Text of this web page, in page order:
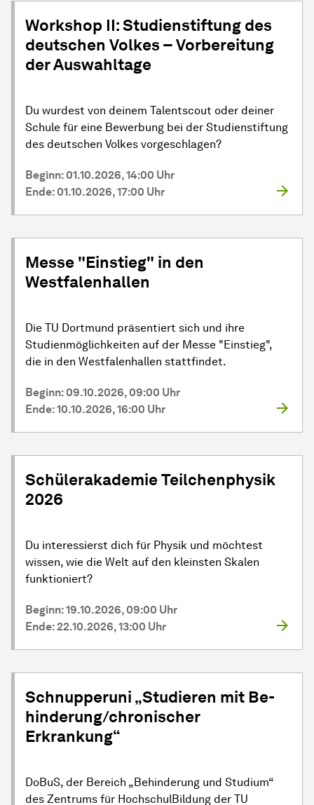
Workshop II: Studienstiftung des
deutschen Volkes – Vorbereitung
der Auswahltage
Du wurdest von deinem Talentscout oder deiner
Schule für eine Bewerbung bei der Studienstiftung
des deutschen Volkes vorgeschlagen?
Beginn: 01.10.2026, 14:00 Uhr
Ende: 01.10.2026, 17:00 Uhr
Messe "Einstieg" in den
Westfalenhallen
Die TU Dortmund präsentiert sich und ihre
Studienmöglichkeiten auf der Messe "Einstieg",
die in den Westfalenhallen stattfindet.
Beginn: 09.10.2026, 09:00 Uhr
Ende: 10.10.2026, 16:00 Uhr
Schülerakademie Teilchenphysik
2026
Du interessierst dich für Physik und möchtest
wissen, wie die Welt auf den kleinsten Skalen
funktioniert?
Beginn: 19.10.2026, 09:00 Uhr
Ende: 22.10.2026, 13:00 Uhr
Schnupperuni „Studieren mit Be­
hin­derung/chronischer
Erkrankung“
DoBuS, der Bereich „Behinderung und Studium“
des Zentrums für HochschulBildung der TU